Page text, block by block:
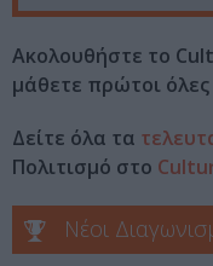
Ακολουθήστε το
μάθετε πρώτοι όλες
Δείτε όλα τα
Πολιτισμό στο
Νέοι